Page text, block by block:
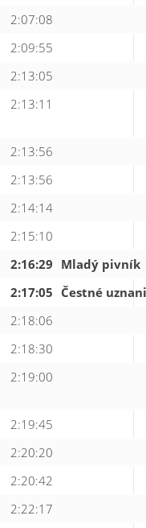
2:07:08
2:09:55
2:13:05
2:13:11
2:13:56
2:13:56
2:14:14
2:15:10
2:16:29 Mladý pivník
2:17:05 Čestné
2:18:06
2:18:30
2:19:00
2:19:45
2:20:20
2:20:42
2:22:17